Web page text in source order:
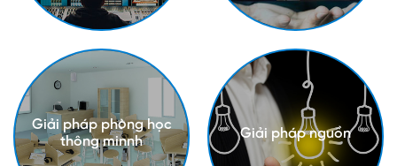
Giải pháp phòng học
thông minnh
Giải pháp nguồn